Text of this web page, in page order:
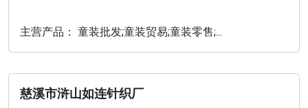
主营产品： 童装批发;童装贸易;童装零售;...
慈溪市浒山如连针织厂